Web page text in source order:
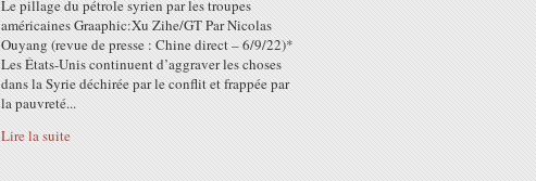
Le pillage du pétrole syrien par les troupes
américaines Graaphic:Xu Zihe/GT Par Nicolas
Ouyang (revue de presse : Chine direct – 6/9/22)*
Les États-Unis continuent d’aggraver les choses
dans la Syrie déchirée par le conflit et frappée par
la pauvreté...
Lire la suite